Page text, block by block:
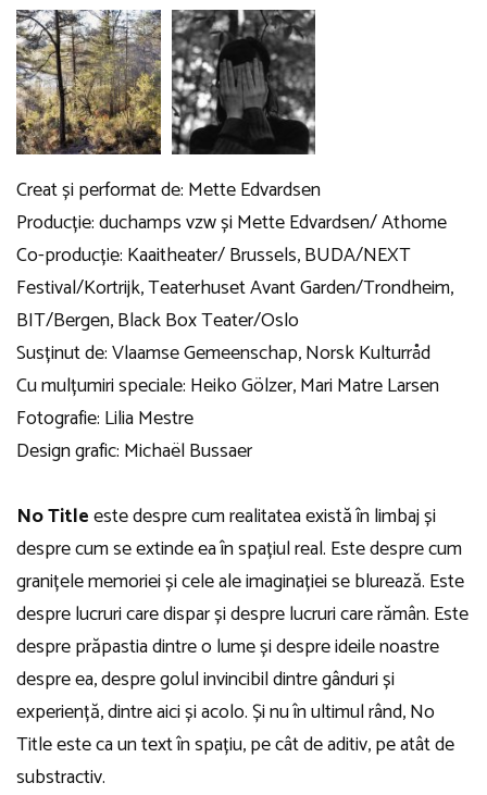
Creat și performat de: Mette Edvardsen
Producție: duchamps vzw și Mette Edvardsen/ Athome
Co-producție: Kaaitheater/ Brussels, BUDA/NEXT
Festival/Kortrijk, Teaterhuset Avant Garden/Trondheim,
BIT/Bergen, Black Box Teater/Oslo
Susținut de: Vlaamse Gemeenschap, Norsk Kulturråd
Cu mulțumiri speciale: Heiko Gölzer, Mari Matre Larsen
Fotografie: Lilia Mestre
Design grafic: Michaël Bussaer
No Titleeste despre cum realitatea există în limbaj și
despre cum se extinde ea în spațiul real. Este despre cum
granițele memoriei și cele ale imaginației se blurează. Este
despre lucruri care dispar și despre lucruri care rămân. Este
despre prăpastia dintre o lume și despre ideile noastre
despre ea, despre golul invincibil dintre gânduri și
experiență, dintre aici și acolo. Și nu în ultimul rând, No
Title este ca un text în spațiu, pe cât de aditiv, pe atât de
substractiv.